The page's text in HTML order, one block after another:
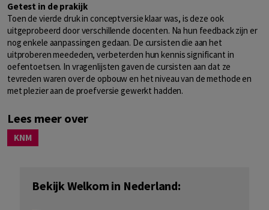
Getest in de prakijk
Toen de vierde druk in conceptversie klaar was, is deze ook
uitgeprobeerd door verschillende docenten. Na hun feedback zijn er
nog enkele aanpassingen gedaan. De cursisten die aan het
uitproberen meededen, verbeterden hun kennis significant in
oefentoetsen. In vragenlijsten gaven de cursisten aan dat ze
tevreden waren over de opbouw en het niveau van de methode en
met plezier aan de proefversie gewerkt hadden.
Lees meer over
KNM
Bekijk Welkom in Nederland: